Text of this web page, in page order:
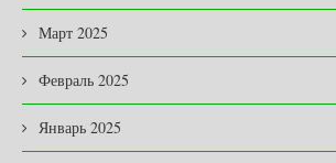
Март 2025
Февраль 2025
Январь 2025